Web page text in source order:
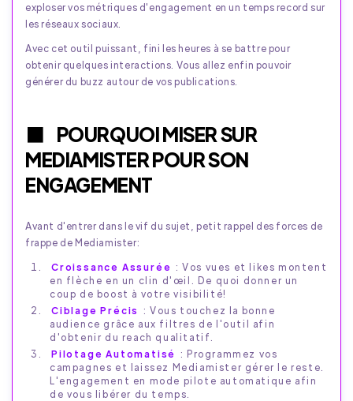
exploser vos métriques d'engagement en un temps record sur
les réseaux sociaux.
Avec cet outil puissant, fini les heures à se battre pour
obtenir quelques interactions. Vous allez enfin pouvoir
générer du buzz autour de vos publications.
POURQUOI MISER SUR
MEDIAMISTER POUR SON
ENGAGEMENT
Avant d'entrer dans le vif du sujet, petit rappel des forces de
frappe de Mediamister:
Croissance Assurée : Vos vues et likes montent
en flèche en un clin d'œil. De quoi donner un
coup de boost à votre visibilité!
Ciblage Précis
: Vous touchez la bonne
audience grâce aux filtres de l'outil afin
d'obtenir du reach qualitatif.
Pilotage Automatisé : Programmez vos
campagnes et laissez Mediamister gérer le reste.
L'engagement en mode pilote automatique afin
de vous libérer du temps.